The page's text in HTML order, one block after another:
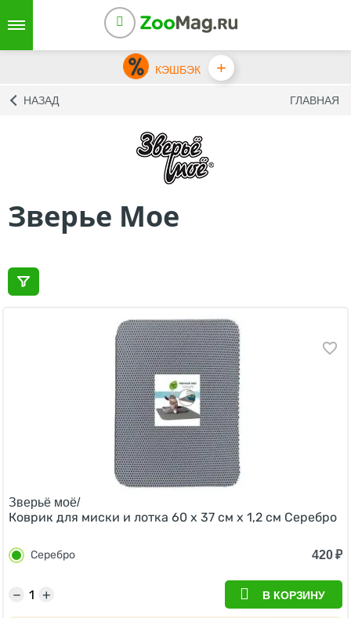
КЭШБЭК +
НАЗАД ГЛАВНАЯ
Зверье Мое
Зверьё моё/
Коврик для миски и лотка 60 х 37 см х 1,2 см Серебро
Серебро 420₽
+
− В КОРЗИНУ